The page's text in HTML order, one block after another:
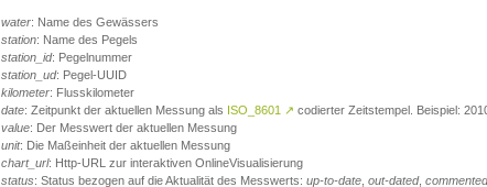
water: Name des Gewässers
station: Name des Pegels
station_id: Pegelnummer
station_ud: Pegel-UUID
kilometer: Flusskilometer
date: Zeitpunkt der aktuellen Messung als ISO_8601 ↗ codierter Zeitstempel. Beispiel:
value: Der Messwert der aktuellen Messung
unit: Die Maßeinheit der aktuellen Messung
chart_url: Http-URL zur interaktiven OnlineVisualisierung
status: Status bezogen auf die Aktualität des Messwerts: up-to-date out-dated, commented